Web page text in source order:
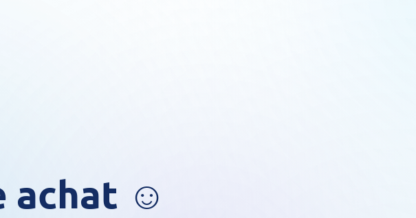
achat ☺️